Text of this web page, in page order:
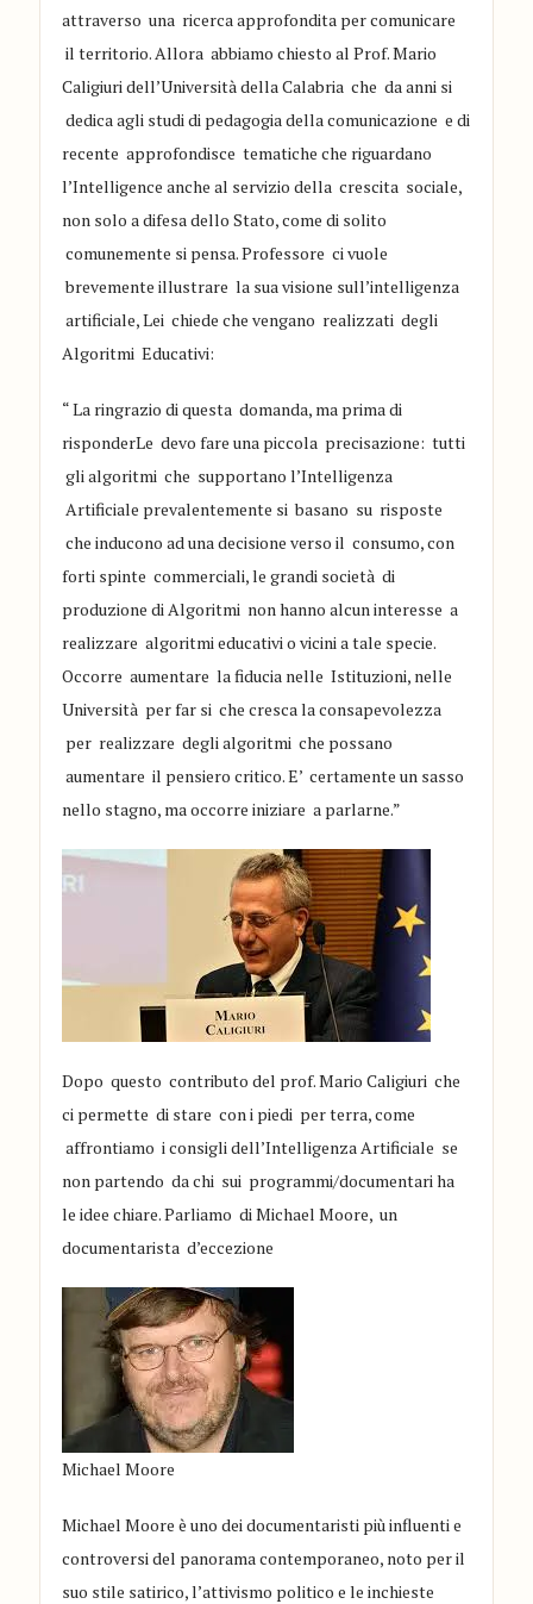
attraverso una ricerca approfondita per comunicare
il territorio. Allora abbiamo chiesto al Prof. Mario
Caligiuri dell’Università della Calabria che da anni si
dedica agli studi di pedagogia della comunicazione e di
recente approfondisce tematiche che riguardano
l’Intelligenceanche al servizio della crescita sociale,
non solo a difesadello Stato, come di solito
comunemente si pensa.Professore ci vuole
brevemente illustrare la sua visione sull’intelligenza
artificiale, Leichiede che vengano realizzati degli
Algoritmi Educativi:
“La ringrazio di questa domanda, ma prima di
risponderLe devo fare una piccola precisazione: tutti
gli algoritmi che supportano l’Intelligenza
Artificiale prevalentemente si basano su risposte
che induconoad una decisione verso il consumo, con
forti spinte commerciali, le grandi società di
produzione di Algoritmi non hanno alcun interesse a
realizzare algoritmieducativi o vicini atale specie.
Occorre aumentare la fiducia nelle Istituzioni, nelle
Università per far si che cresca la consapevolezza
per realizzare degli algoritmi che possano
aumentare il pensiero critico. E’ certamente un sasso
nello stagno, ma occorre iniziare a parlarne.”
Dopo questo contributo del prof. Mario Caligiuri che
ci permette di starecon i piedi per terra,come
affrontiamoi consigli dell’Intelligenza Artificiale se
non partendo da chi sui programmi/documentari ha
le idee chiare.Parliamo diMichael Moore, un
documentarista d’eccezione
Michael Moore
Michael Moore è uno dei documentaristi più influenti e
controversi del panorama contemporaneo, noto per il
suo stile satirico, l’attivismo politico e le inchieste